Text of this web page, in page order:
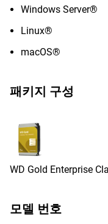
Windows Server®
Linux®
macOS®
패키지 구성
WD Gold Enterprise
모델 번호